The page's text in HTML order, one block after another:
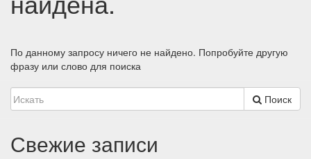
По данному запросу ничего не найдено. Попробуйте другую
фразу или слово для поиска
Поиск
Свежие записи